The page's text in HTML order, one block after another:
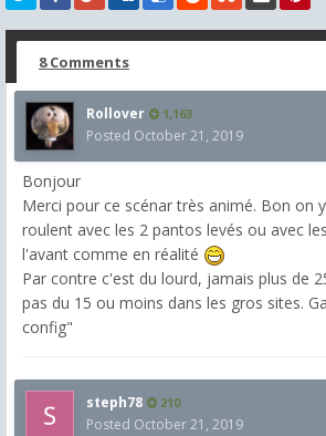
8 Comments
Rollover 1,163
Posted October 21, 2019
Bonjour
Merci pour ce scénar très animé. Bon on
roulent avec les 2 pantos levés ou avec
l'avant comme en réalité
Par contre c'est du lourd, jamais plus de
pas du 15 ou moins dans les gros sites.
config"
steph78 210
Posted October 21, 2019